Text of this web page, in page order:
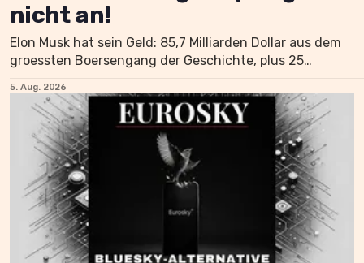
nicht an!
Elon Musk hat sein Geld: 85,7 Milliarden Dollar aus dem
groessten Boersengang der Geschichte, plus 25
wurde. Gestern schlug SpaceX dann jede
Analystenerwartung – und die Aktie fiel um sieben
Prozent, weil die Investitionen in einem einzigen
Quartal auf 18,37
5. Aug. 2026